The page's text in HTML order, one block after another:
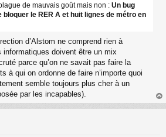
de mauvais goût mais non : Un bug
le RER A et huit lignes de métro en
d’Alstom ne comprend rien à
informatiques doivent être un mix
parce qu’on ne savait pas faire la
à qui on ordonne de faire n’importe quoi
semble toujours plus cher à un
par les incapables).
au